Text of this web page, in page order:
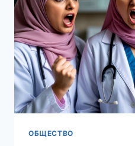
НИЖЕ
40%
ОТ
ОБЩЕСТВО